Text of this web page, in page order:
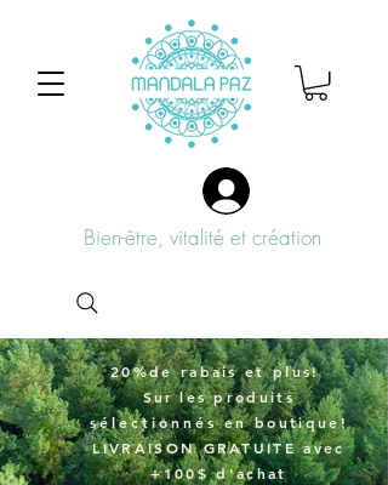
Bien-être, vitalité et création
20%de rabais et plus!
Surles produits
sélectionnésen boutique!
LIVRAISON GRATUITE avec
+100$ d'achat